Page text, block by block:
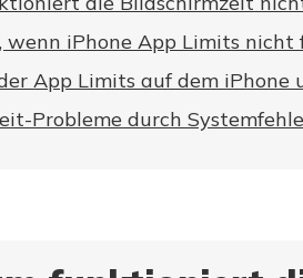
wenn iPhone App Limits
App Limits auf dem iPhone
Probleme durch